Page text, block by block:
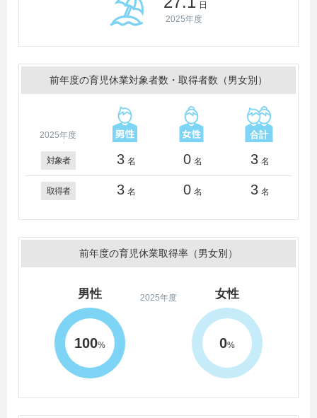
日
2025年度
前年度の育児休業対象者数・取得者数（男女別）
2025年度
対象者 3 名 0 名 3 名
取得者 3 名 0 名 3 名
前年度の育児休業取得率（男女別）
2025年度
男性
100%
女性
0%